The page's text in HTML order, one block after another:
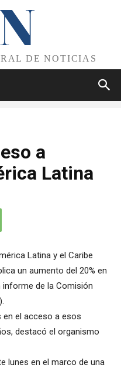
N
DE NOTICIAS
a
Latina
Latina y el Caribe
un aumento del 20% en
de la Comisión
el acceso a esos
destacó el organismo
lunes en el marco de una